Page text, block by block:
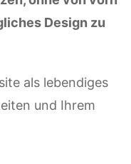
Design zu
als lebendiges
und Ihrem